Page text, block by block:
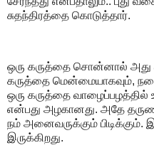
சுதந்திரத்தை கொடுத்தார்.
ஒரு கருத்தை சொன்னால் அது
கருத்தை மென்மையாகவும்,
ஒரு கருத்தை
என்பது அழகானது. அதே
நம் அனைவருக்கும்
இருக்கிறது.